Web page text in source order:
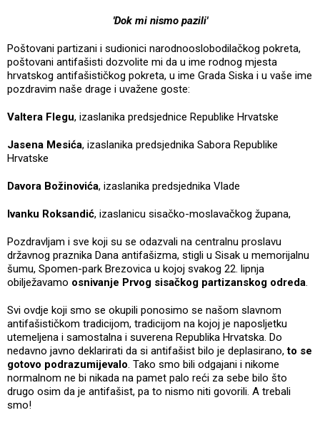
'Dok mi nismo pazili'
Poštovani partizani i sudionici narodnooslobodilačkog pokreta,
poštovani antifašisti dozvolite mi da u ime rodnog mjesta
hrvatskog antifašističkog pokreta, u ime Grada Siska i u vaše ime
pozdravim naše drage i uvažene goste:
Valtera Flegu, izaslanika predsjednice Republike Hrvatske
Jasena Mesića, izaslanika predsjednika Sabora Republike
Hrvatske
Davora Božinovića, izaslanika predsjednika Vlade
Ivanku Roksandić, izaslanicu sisačko-moslavačkog župana,
Pozdravljam i sve koji su se odazvali na centralnu proslavu
državnog praznika Dana antifašizma, stigli u Sisak u memorijalnu
šumu, Spomen-park Brezovica u kojoj svakog 22. lipnja
obilježavamo osnivanje Prvog sisačkog partizanskog odreda.
Svi ovdje koji smo se okupili ponosimo se našom slavnom
antifašističkom tradicijom, tradicijom na kojoj je naposljetku
utemeljena i samostalna i suverena Republika Hrvatska. Do
nedavno javno deklarirati da si antifašist bilo je deplasirano,to se
gotovo podrazumijevalo. Tako smo bili odgajani i nikome
normalnom ne bi nikada na pamet palo reći za sebe bilo što
drugo osim da je antifašist, pa to nismo niti govorili. A trebali
smo!